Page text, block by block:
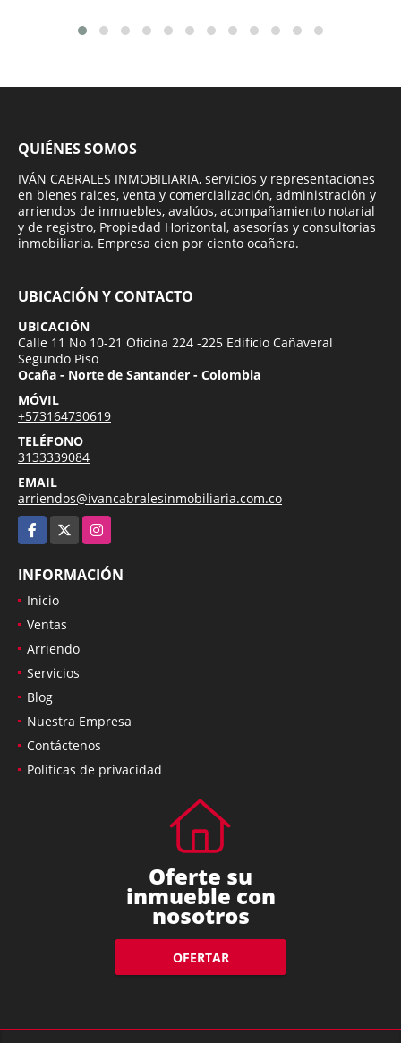
QUIÉNES SOMOS
IVÁN CABRALES INMOBILIARIA, servicios y representaciones
en bienes raices, venta y comercialización, administración y
arriendos de inmuebles, avalúos, acompañamiento notarial
y de registro, Propiedad Horizontal, asesorías y consultorias
inmobiliaria. Empresa cien por ciento ocañera.
UBICACIÓN Y CONTACTO
UBICACIÓN
Calle 11 No 10-21 Oficina 224 -225 Edificio Cañaveral
Segundo Piso
Ocaña - Norte de Santander - Colombia
MÓVIL
+573164730619
TELÉFONO
3133339084
EMAIL
arriendos@ivancabralesinmobiliaria.com.co
Facebook
X Instagram
INFORMACIÓN
Inicio
Ventas
Arriendo
Servicios
Blog
Nuestra Empresa
Contáctenos
Oferte su
inmueble con
nosotros
OFERTAR